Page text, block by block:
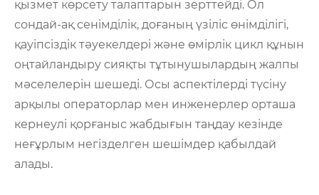
қызмет көрсету талаптарын зерттейді. Ол
сондай-ақ сенімділік, доғаның үзіліс өнімділігі,
қауіпсіздік тәуекелдері және өмірлік цикл құнын
оңтайландыру сияқты тұтынушылардың жалпы
мәселелерін шешеді. Осы аспектілерді түсіну
арқылы операторлар мен инженерлер орташа
кернеулі қорғаныс жабдығын таңдау кезінде
неғұрлым негізделген шешімдер қабылдай
алады.